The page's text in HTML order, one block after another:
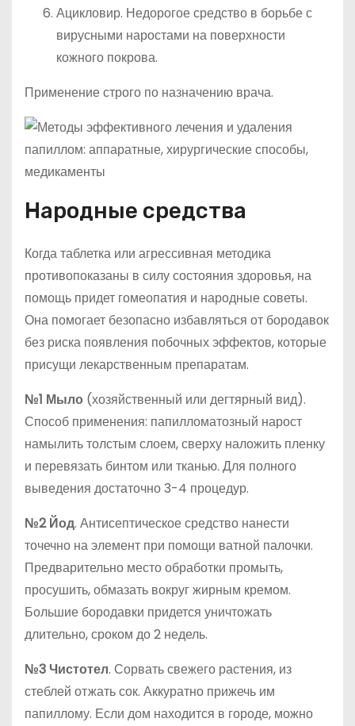
Ацикловир. Недорогое средство в борьбе с
вирусными наростами на поверхности
кожного покрова.
Применение строго по назначению врача.
Народные средства
Когда таблетка или агрессивная методика
противопоказаны в силу состояния здоровья, на
помощь придет гомеопатия и народные советы.
Она помогает безопасно избавляться от бородавок
без риска появления побочных эффектов, которые
присущи лекарственным препаратам.
№1 Мыло (хозяйственный или дегтярный вид).
Способ применения: папилломатозный нарост
намылить толстым слоем, сверху наложить пленку
и перевязать бинтом или тканью. Для полного
выведения достаточно 3-4 процедур.
№2 Йод. Антисептическое средство нанести
точечно на элемент при помощи ватной палочки.
Предварительно место обработки промыть,
просушить, обмазать вокруг жирным кремом.
Большие бородавки придется уничтожать
длительно, сроком до 2 недель.
№3 Чистотел. Сорвать свежего растения, из
стеблей отжать сок. Аккуратно прижечь им
папиллому. Если дом находится в городе, можно